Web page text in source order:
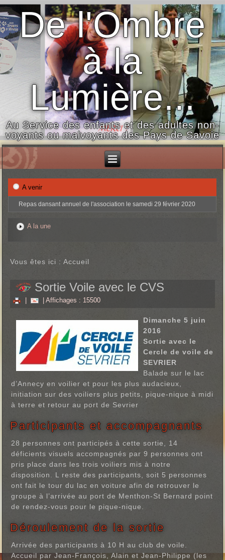
De l'Ombre
à la
Lumière...
Au Service des enfants et des adultes non-
voyants ou malvoyants des Pays de Savoie
A venir
Repas dansant annuel de l'association le samedi 29 février 2020
A la une
Vous êtes ici :Accueil
Sortie Voile avec le CVS
| Affichages : 15500
Dimanche 5 juin
2016
Sortie avec le
Cercle de voile de
SEVRIER
Balade sur le lac
d’Annecy en voilier et pour les plus audacieux,
initiation sur des voiliers plus petits, pique-nique à midi
à terre et retour au port de Sevrier
Participants et accompagnants
28 personnes ont participés à cette sortie, 14
déficients visuels accompagnés par 9 personnes ont
pris place dans les trois voiliers mis à notre
disposition. L reste des participants, soit 5 personnes
ont fait le tour du lac en voiture afin de retrouver le
groupe à l’arrivée au port de Menthon-St Bernard point
de rendez-vous pour le pique-nique.
Déroulement de la sortie
Arrivée des participants à 10 H au club de voile.
Accueil par Jean-François, Alain et Jean-Philippe (les